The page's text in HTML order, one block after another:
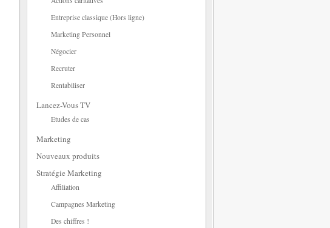
Entreprise classique (Hors ligne)
Marketing Personnel
Négocier
Recruter
Rentabiliser
Lancez-Vous TV
Etudes de cas
Marketing
Nouveaux produits
Stratégie Marketing
Affiliation
Campagnes Marketing
Des chiffres !